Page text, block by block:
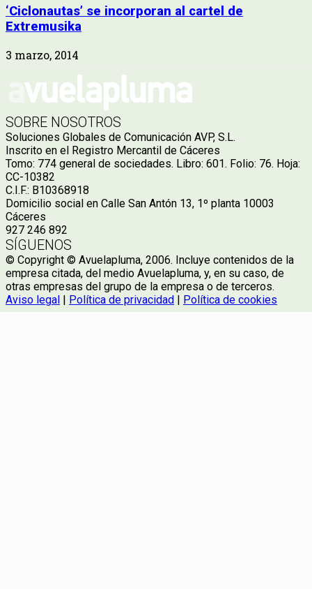
‘Ciclonautas’ se incorporan al cartel de
Extremusika
3 marzo, 2014
SOBRE NOSOTROS
Soluciones Globales de Comunicación AVP, S.L.
Inscrito en el Registro Mercantil de Cáceres
Tomo: 774 general de sociedades. Libro: 601. Folio: 76. Hoja:
CC-10382
C.I.F.: B10368918
Domicilio social en Calle San Antón 13, 1º planta 10003
Cáceres
927 246 892
SÍGUENOS
© Copyright © Avuelapluma, 2006. Incluye contenidos de la
empresa citada, del medio Avuelapluma, y, en su caso, de
otras empresas del grupo de la empresa o de terceros.
Aviso legal | Política de privacidad | Política de cookies